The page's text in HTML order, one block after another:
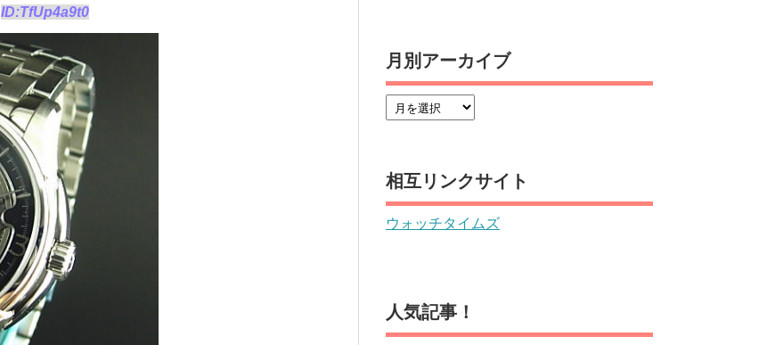
ID:TfUp4a9t0
月別アーカイブ
相互リンクサイト
ウォッチタイムズ
人気記事！